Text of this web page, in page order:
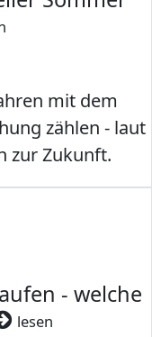
mit dem
zählen - laut
zur Zukunft.
- welche
lesen